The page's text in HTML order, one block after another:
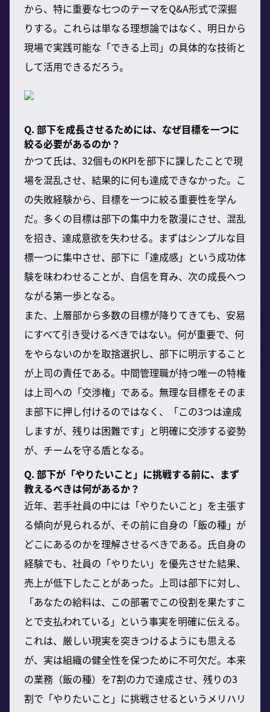
から、特に重要な七つのテーマをQ&A形式で深掘
りする。これらは単なる理想論ではなく、明日から
現場で実践可能な「できる上司」の具体的な技術と
して活用できるだろう。
Q. 部下を成長させるためには、なぜ目標を一つに
絞る必要があるのか？
かつて氏は、32個ものKPIを部下に課したことで現
場を混乱させ、結果的に何も達成できなかった。こ
の失敗経験から、目標を一つに絞る重要性を学ん
だ。多くの目標は部下の集中力を散漫にさせ、混乱
を招き、達成意欲を失わせる。まずはシンプルな目
標一つに集中させ、部下に「達成感」という成功体
験を味わわせることが、自信を育み、次の成長へつ
ながる第一歩となる。
また、上層部から多数の目標が降りてきても、安易
にすべて引き受けるべきではない。何が重要で、何
をやらないのかを取捨選択し、部下に明示すること
が上司の責任である。中間管理職が持つ唯一の特権
は上司への「交渉権」である。無理な目標をそのま
ま部下に押し付けるのではなく、「この3つは達成
しますが、残りは困難です」と明確に交渉する姿勢
が、チームを守る盾となる。
Q. 部下が「やりたいこと」に挑戦する前に、まず
教えるべきは何があるか？
近年、若手社員の中には「やりたいこと」を主張す
る傾向が見られるが、その前に自身の「飯の種」が
どこにあるのかを理解させるべきである。氏自身の
経験でも、社員の「やりたい」を優先させた結果、
売上が低下したことがあった。上司は部下に対し、
「あなたの給料は、この部署でこの役割を果たすこ
とで支払われている」という事実を明確に伝える。
これは、厳しい現実を突きつけるようにも思える
が、実は組織の健全性を保つために不可欠だ。本来
の業務（飯の種）を7割の力で達成させ、残りの3
割で「やりたいこと」に挑戦させるというメリハリ